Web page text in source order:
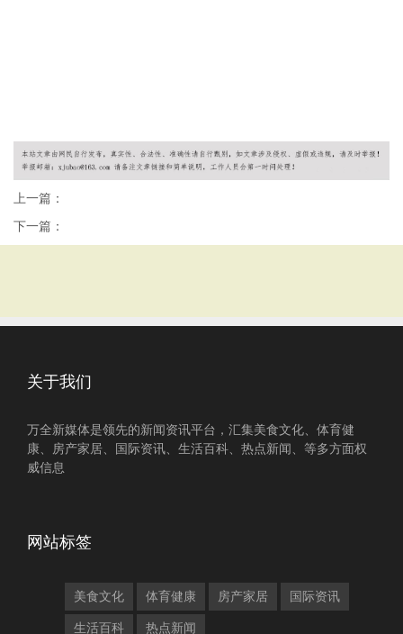
上一篇：
下一篇：
关于我们
万全新媒体是领先的新闻资讯平台，汇集美食文化、体育健
康、房产家居、国际资讯、生活百科、热点新闻、等多方面权
威信息
网站标签
美食文化 体育健康 房产家居 国际资讯
生活百科 热点新闻